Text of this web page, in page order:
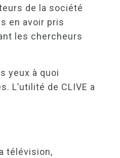
de la société
en avoir pris
les chercheurs
yeux à quoi
L’utilité de CLIVE a
télévision,